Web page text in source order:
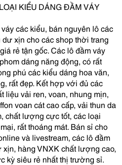
KIỂU DÁNG ĐẦM VÁY
các kiểu, bán nguyên lô các
xịn cho các shop thời trang
rẻ tận gốc. Các lô đầm váy
dáng năng động, có rất
phú các kiểu dáng hoa văn,
rất đẹp. Kết hợp với đủ các
liệu vải ren, voan, nhung mịn,
voan cát cao cấp, vải thun da
chất lượng cực tốt, các loại
rất thoáng mát. Bán sỉ cho
và livestream, các lô đầm
hàng VNXK chất lượng cao,
kỳ siêu rẻ nhất thị trường sỉ.